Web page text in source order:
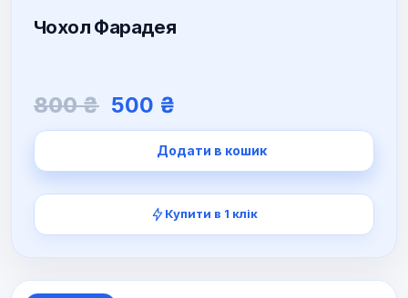
Чохол Фарадея
800₴ Оригінальна
ціна:
800 ₴.
500 ₴
ціна:
500 ₴.
Додати в кошик
Купити в 1 клік